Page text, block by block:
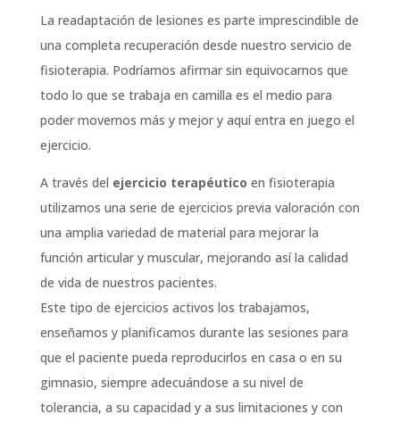
La readaptación de lesiones es parte imprescindible de
una completa recuperación desde nuestro servicio de
fisioterapia. Podríamos afirmar sin equivocarnos que
todo lo que se trabaja en camilla es el medio para
poder movernos más y mejor y aquí entra en juego el
ejercicio.
A través del ejercicio terapéutico en fisioterapia
utilizamos una serie de ejercicios previa valoración con
una amplia variedad de material para mejorar la
función articular y muscular, mejorando así la calidad
de vida de nuestros pacientes.
Este tipo de ejercicios activos los trabajamos,
enseñamos y planificamos durante las sesiones para
que el paciente pueda reproducirlos en casa o en su
gimnasio, siempre adecuándose a su nivel de
tolerancia, a su capacidad y a sus limitaciones y con